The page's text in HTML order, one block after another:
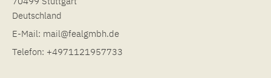
Deutschland
E-Mail: mail@fealgmbh.de
Telefon: +4971121957733